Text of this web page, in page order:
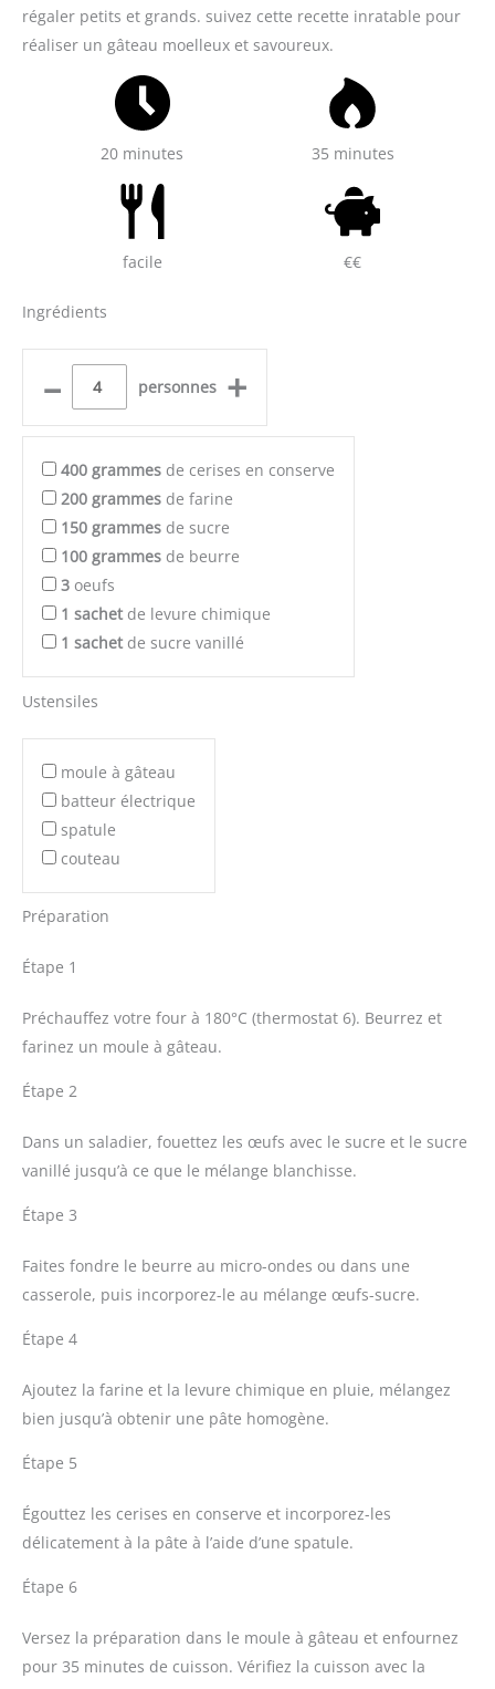
régaler petits et grands. suivez cette recette inratable pour
réaliser un gâteau moelleux et savoureux.
20 minutes 35 minutes
facile €€
Ingrédients
– personnes +
400 grammes de cerises en conserve
200 grammes de farine
150 grammes de sucre
100 grammes de beurre
3 oeufs
1 sachet de levure chimique
1 sachet de sucre vanillé
Ustensiles
moule à gâteau
batteur électrique
spatule
couteau
Préparation
Étape 1
Préchauffez votre four à 180°C (thermostat 6). Beurrez et
farinez un moule à gâteau.
Étape 2
Dans un saladier, fouettez les œufs avec le sucre et le sucre
vanillé jusqu’à ce que le mélange blanchisse.
Étape 3
Faites fondre le beurre au micro-ondes ou dans une
casserole, puis incorporez-le au mélange œufs-sucre.
Étape 4
Ajoutez la farine et la levure chimique en pluie, mélangez
bien jusqu’à obtenir une pâte homogène.
Étape 5
Égouttez les cerises en conserve et incorporez-les
délicatement à la pâte à l’aide d’une spatule.
Étape 6
Versez la préparation dans le moule à gâteau et enfournez
pour 35 minutes de cuisson. Vérifiez la cuisson avec la